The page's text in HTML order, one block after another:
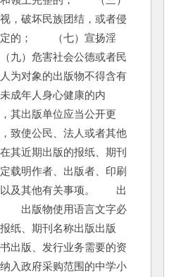
，破坏民族团结，或者侵
的；　　（七）宣扬淫
九）危害社会公德或者民
为对象的出版物不得含有
成年人身心健康的内
其出版单位应当公开更
致使公民、法人或者其他
其近期出版的报纸、期刊
载明作者、出版者、印刷
及其他有关事项。　　出
　出版物使用语言文字必
纸、期刊名称出版出版
出版、发行业务需要的资
入政府采购范围的中学小